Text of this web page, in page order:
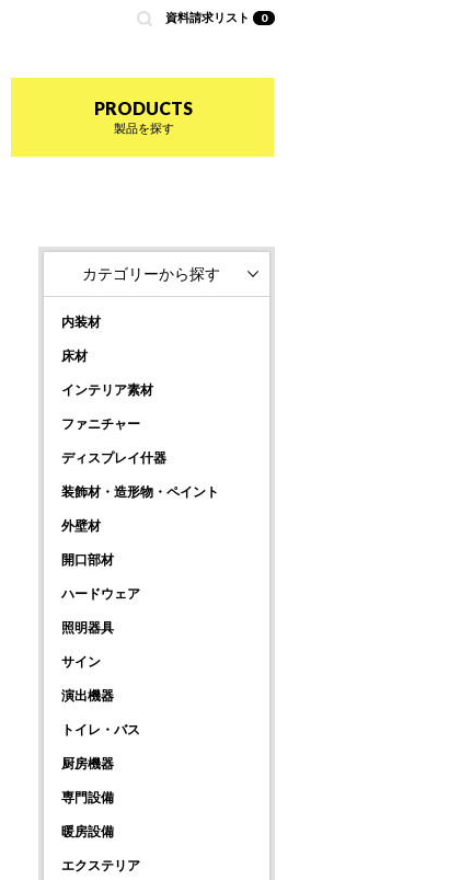
資料請求リスト 0
PRODUCTS
製品を探す
カテゴリーから探す
内装材
床材
インテリア素材
ファニチャー
ディスプレイ什器
装飾材・造形物・ペイント
外壁材
開口部材
ハードウェア
照明器具
サイン
演出機器
トイレ・バス
厨房機器
専門設備
暖房設備
エクステリア